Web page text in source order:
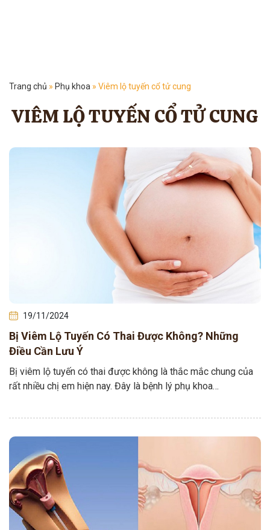
Trang chủ » Phụ khoa » Viêm lộ tuyến cổ tử cung
VIÊM LỘ TUYẾN CỔ TỬ CUNG
19/11/2024
Bị Viêm Lộ Tuyến Có Thai Được Không? Những
Điều Cần Lưu Ý
Bị viêm lộ tuyến có thai được không là thắc mắc chung của
rất nhiều chị em hiện nay. Đây là bệnh lý phụ khoa…